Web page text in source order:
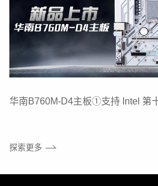
华南B760M-D4主板①支持 Intel 第
探索更多